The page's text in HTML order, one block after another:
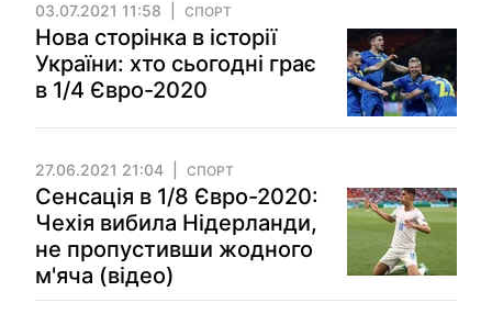
03.07.2021 11:58 СПОРТ
Нова сторінка в історії
України: хто сьогодні грає
в 1/4 Євро-2020
27.06.2021 21:04 СПОРТ
Сенсація в 1/8 Євро-2020:
Чехія вибила Нідерланди,
не пропустивши жодного
м'яча (відео)